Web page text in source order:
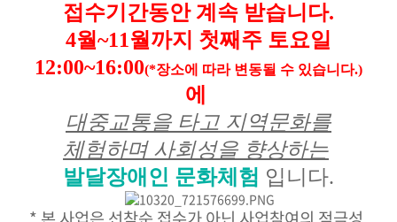
접수기간동안 계속 받습니다.
4월~11월까지 첫째주 토요일
12:00~16:00(*장소에 따라 변동될 수 있습니다.)
에
대중교통을 타고 지역문화를
체험하며 사회성을 향상하는
발달장애인 문화체험 입니다.